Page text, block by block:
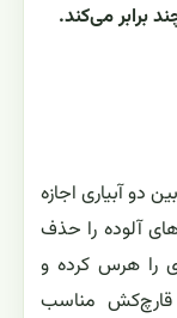
برابر می‌کند.
دو آبیاری اجازه
آلوده را حذف
را هرس کرده و
مناسب